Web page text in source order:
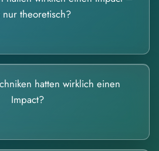
nur theoretisch?
hatten wirklich einen
Impact?